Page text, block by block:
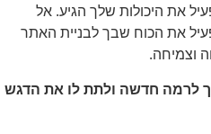
את היכולות שלך הגיע. אל
את הכוח שבך לבניית האתר
וצמיחה.
לרמה חדשה ולתת לו את הדגש